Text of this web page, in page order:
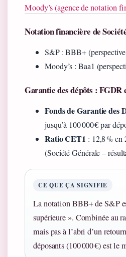
Moody’s (agence de notation
Notation financière de
S&P : BBB+
Moody’s : Baa1
Garantie des dépôts :
Fonds de Garantie des
jusqu’à 100 000 € par
Ratio CET1 : 12,8 % en
(Société Générale –
CE QUE ÇA SIGNIFIE
La notation BBB+ de S&P
supérieure ». Combinée au
mais pas à l’abri d’un
déposants (100 000 €) est le